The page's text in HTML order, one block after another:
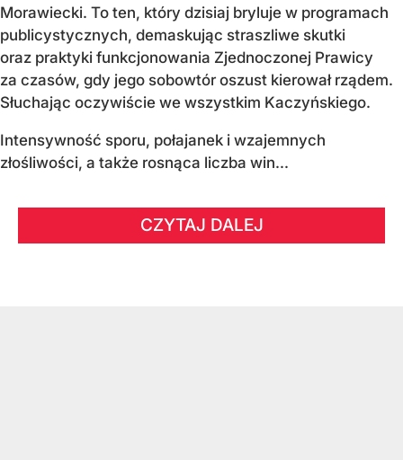
Morawiecki. To ten, który dzisiaj bryluje w programach
publicystycznych, demaskując straszliwe skutki
oraz praktyki funkcjonowania Zjednoczonej Prawicy
za czasów, gdy jego sobowtór oszust kierował rządem.
Słuchając oczywiście we wszystkim Kaczyńskiego.
Intensywność sporu, połajanek i wzajemnych
złośliwości, a także rosnąca liczba win...
CZYTAJ DALEJ